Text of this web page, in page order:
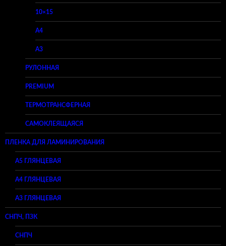
10×15
A4
A3
РУЛОННАЯ
PREMIUM
ТЕРМОТРАНСФЕРНАЯ
САМОКЛЕЯЩАЯСЯ
ПЛЕНКА ДЛЯ ЛАМИНИРОВАНИЯ
A5 ГЛЯНЦЕВАЯ
А4 ГЛЯНЦЕВАЯ
A3 ГЛЯНЦЕВАЯ
СНПЧ, ПЗК
СНПЧ